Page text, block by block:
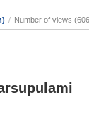
/ Number of views